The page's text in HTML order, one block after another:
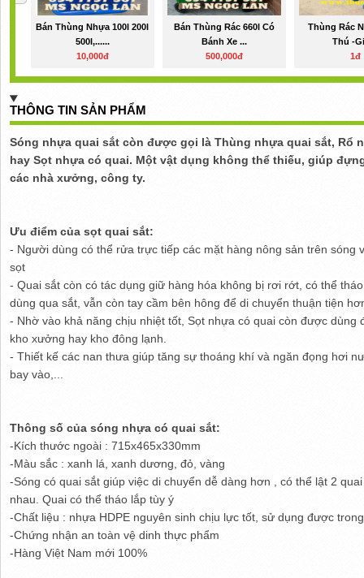
Bán Thùng Nhựa 100l 200l
500l,......
10,000đ
Bán Thùng Rác 660l Có
Bánh Xe ...
500,000đ
Thùng Rác
Thú -
1đ
THÔNG TIN SẢN PHẨM
Sóng nhựa quai sắt còn được gọi là Thùng nhựa quai sắt, Rổ
hay Sọt nhựa có quai. Một vật dụng không thể thiếu, giúp
các nhà xưởng, công ty.
Ưu điểm của sọt quai sắt:
- Người dùng có thể rửa trực tiếp các mặt hàng nông sản trên
sọt
- Quai sắt còn có tác dụng giữ hàng hóa không bị rơi rớt, có thể
dùng qua sắt, vẫn còn tay cầm bên hông để di chuyển thuận tiện
- Nhờ vào khả năng chịu nhiệt tốt, Sọt nhựa có quai còn được
kho xưởng hay kho đông lạnh.
- Thiết kế các nan thưa giúp tăng sự thoáng khí và ngăn đọng hơi
bay vào,...
Thông số của sóng nhựa có quai sắt:
-Kích thước ngoài : 715x465x330mm
-Màu sắc : xanh lá, xanh dương, đỏ, vàng
-Sóng có quai sắt giúp việc di chuyển dễ dàng hơn , có thể lật 2
nhau. Quai có thể tháo lắp tùy ý
-Chất liệu : nhựa HDPE nguyên sinh chịu lực tốt, sử dụng được
-Chứng nhận an toàn vệ dinh thực phẩm
-Hàng Việt Nam mới 100%